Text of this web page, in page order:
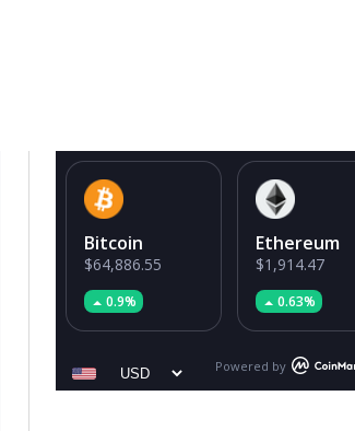
Bitcoin
$64,886.55
0.9%
Ethereum
$1,914.47
0.63%
Powered by